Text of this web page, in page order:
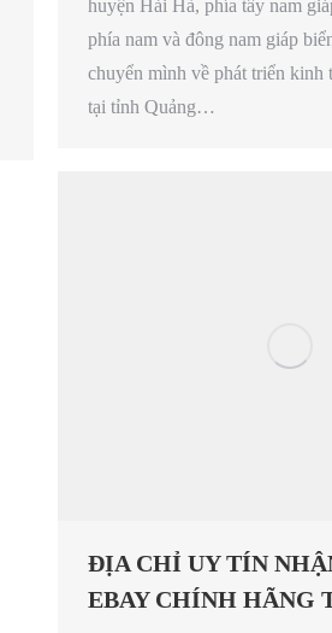
huyện Hải Hà, phía tây nam
phía nam và đông nam giáp
chuyển mình về phát triển kinh
tại tỉnh Quảng…
ĐỊA CHỈ UY TÍN
EBAY CHÍNH HÃNG